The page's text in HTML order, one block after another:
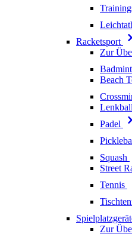
Racketsport
Zur
Beach
Lenkball
Padel
Squash
Street
Tennis
Zur